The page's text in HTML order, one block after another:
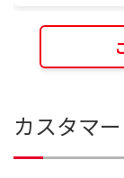
カスタマ